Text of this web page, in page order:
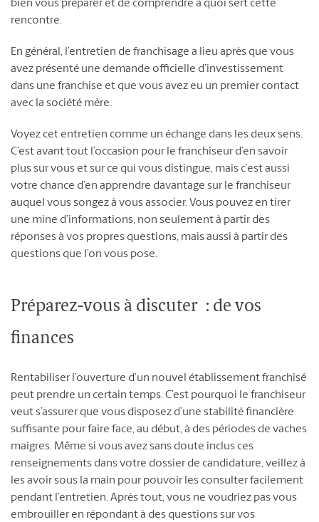
bien vous préparer et de comprendre à quoi sert cette
rencontre.
En général, l’entretien de franchisage a lieu après que vous
avez présenté une demande officielle d’investissement
dans une franchise et que vous avez eu un premier contact
avec la société mère.
Voyez cet entretien comme un échange dans les deux sens.
C’est avant tout l’occasion pour le franchiseur d’en savoir
plus sur vous et sur ce qui vous distingue, mais c’est aussi
votre chance d’en apprendre davantage sur le franchiseur
auquel vous songez à vous associer. Vous pouvez en tirer
une mine d’informations, non seulement à partir des
réponses à vos propres questions, mais aussi à partir des
questions que l’on vous pose.
Préparez-vous à discuter : de vos
finances
Rentabiliser l’ouverture d’un nouvel établissement franchisé
peut prendre un certain temps. C’est pourquoi le franchiseur
veut s’assurer que vous disposez d’une stabilité financière
suffisante pour faire face, au début, à des périodes de vaches
maigres. Même si vous avez sans doute inclus ces
renseignements dans votre dossier de candidature, veillez à
les avoir sous la main pour pouvoir les consulter facilement
pendant l’entretien. Après tout, vous ne voudriez pas vous
embrouiller en répondant à des questions sur vos